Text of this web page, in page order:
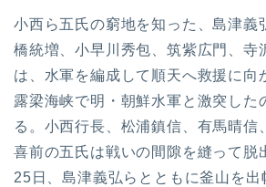
小西ら五氏の窮地を知った、島津義
橋統増、小早川秀包、筑紫広門、寺
は、水軍を編成して順天へ救援に向
露梁海峡で明・朝鮮水軍と激突した
る。小西行長、松浦鎮信、有馬晴信
喜前の五氏は戦いの間隙を縫って脱
25日、島津義弘らとともに釜山を出